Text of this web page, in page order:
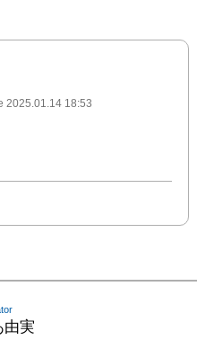
2025.01.14 18:53
由実